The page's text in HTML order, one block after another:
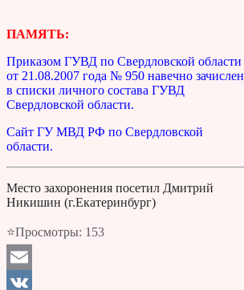
ПАМЯТЬ:
Приказом ГУВД по Свердловской области
от 21.08.2007 года № 950 навечно зачислен
в списки личного состава ГУВД
Свердловской области.
Сайт ГУ МВД РФ по Свердловской
области.
Место захоронения посетил Дмитрий
Никишин (г.Екатеринбург)
⭐Просмотры: 153
Email